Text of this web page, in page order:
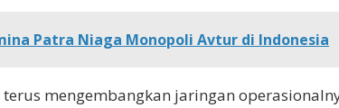
Patra Niaga Monopoli Avtur di Indonesia
mengembangkan jaringan